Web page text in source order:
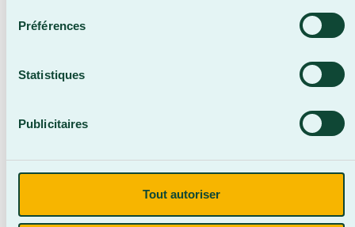
Préférences
Statistiques
Publicitaires
Tout autoriser
Commanditaires
La finale locale de Cégeps en spectacle est
soutenue financièrement par l’Association générale